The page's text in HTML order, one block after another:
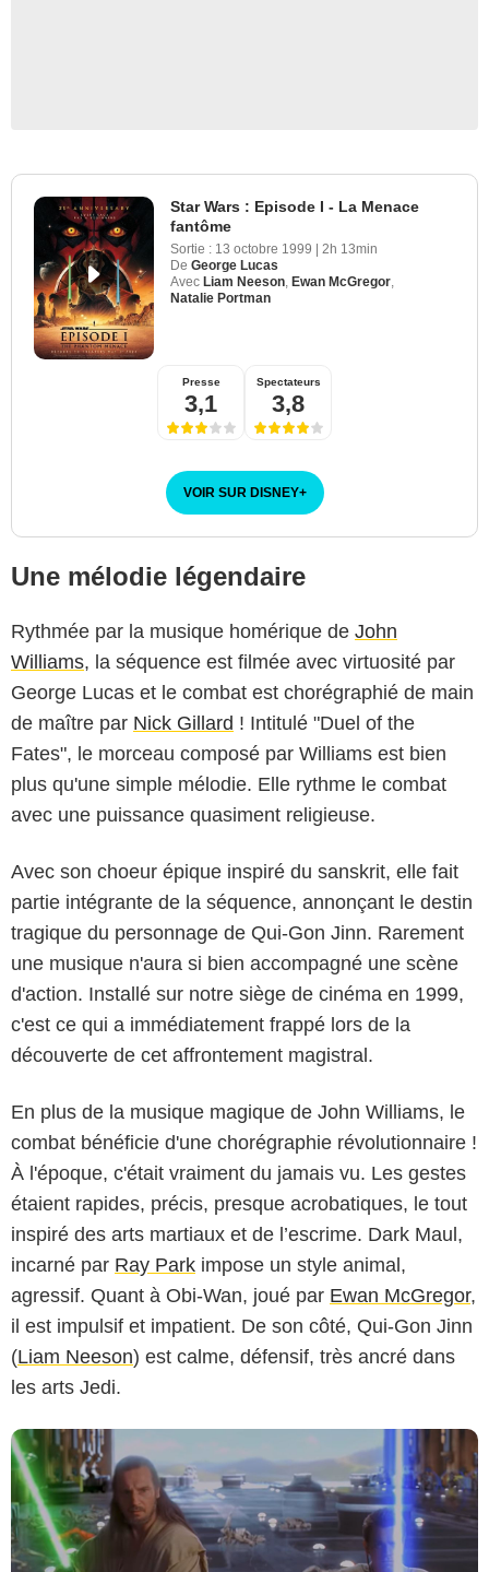
Star Wars : Episode I - La Menace
fantôme
Sortie : 13 octobre 1999 | 2h 13min
De George Lucas
Avec Liam Neeson Ewan McGregor
Natalie Portman
Presse
3,1
Spectateurs
3,8
VOIR SUR DISNEY+
Une mélodie légendaire
Rythmée par la musique homérique de John
Williams, la séquence est filmée avec virtuosité par
George Lucas et le combat est chorégraphié de main
de maître par Nick Gillard ! Intitulé "Duel of the
Fates", le morceau composé par Williams est bien
plus qu'une simple mélodie. Elle rythme le combat
avec une puissance quasiment religieuse.
Avec son choeur épique inspiré du sanskrit, elle fait
partie intégrante de la séquence, annonçant le destin
tragique du personnage de Qui-Gon Jinn. Rarement
une musique n'aura si bien accompagné une scène
d'action. Installé sur notre siège de cinéma en 1999,
c'est ce qui a immédiatement frappé lors de la
découverte de cet affrontement magistral.
En plus de la musique magique de John Williams, le
combat bénéficie d'une chorégraphie révolutionnaire !
À l'époque, c'était vraiment du jamais vu. Les gestes
étaient rapides, précis, presque acrobatiques, le tout
inspiré des arts martiaux et de l’escrime. Dark Maul,
incarné par Ray Park impose un style animal,
agressif. Quant à Obi-Wan, joué par Ewan McGregor,
il est impulsif et impatient. De son côté, Qui-Gon Jinn
(Liam Neeson) est calme, défensif, très ancré dans
les arts Jedi.
Lucasfilm